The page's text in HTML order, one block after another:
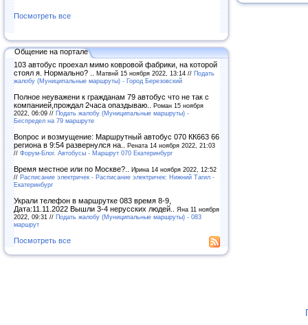
Посмотреть все
Общение на портале
103 автобус проехал мимо ковровой фабрики, на которой
стоял я. Нормально? .. Матвнй 15 ноября 2022, 13:14 // Подать
жалобу (Муниципальные маршруты) - Город Березовский
Полное неуважени к гражданам 79 автобус что не так с
компанией,прождал 2часа опаздываю.. Роман 15 ноября
2022, 06:09 // Подать жалобу (Муниципальные маршруты) -
Беспредел на 79 маршруте
Вопрос и возмущение: Маршрутный автобус 070 КК663 66
региона в 9:54 развернулся на.. Рената 14 ноября 2022, 21:03
// Форум-Блог. Автобусы - Маршрут 070 Екатеринбург
Время местное или по Москве?.. Ирина 14 ноября 2022, 12:52
// Расписание электричек - Расписание электричек: Нижний Тагил -
Екатеринбург
Украли телефон в маршрутке 083 время 8-9,
Дата:11.11.2022 Вышли 3-4 нерусских людей.. Яна 11 ноября
2022, 09:31 // Подать жалобу (Муниципальные маршруты) - 083
маршрут
Посмотреть все